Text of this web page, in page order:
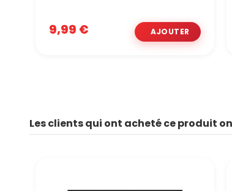
9,99 €
Les clients qui ont acheté ce produit